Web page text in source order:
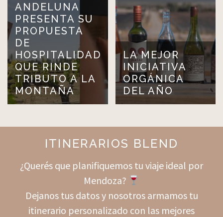
ANDELUNA
PRESENTA SU
PROPUESTA
DE
HOSPITALIDAD
QUE RINDE
TRIBUTO A LA
MONTAÑA
LA MEJOR
INICIATIVA
ORGÁNICA
DEL AÑO
ITINERARIOS BLEND
¿Querés que planifiquemos tu viaje ideal por
Mendoza?
Dejanos tus datos y nosotros armamos tu
itinerario personalizado con las mejores